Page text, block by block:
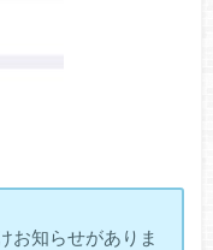
お知らせがありま